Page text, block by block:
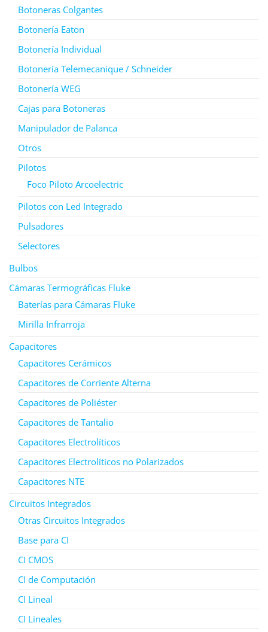
Botoneras Colgantes
Botonería Eaton
Botonería Individual
Botonería Telemecanique / Schneider
Botonería WEG
Cajas para Botoneras
Manipulador de Palanca
Otros
Pilotos
Foco Piloto Arcoelectric
Pilotos con Led Integrado
Pulsadores
Selectores
Bulbos
Cámaras Termográficas Fluke
Baterías para Cámaras Fluke
Mirilla Infrarroja
Capacitores
Capacitores Cerámicos
Capacitores de Corriente Alterna
Capacitores de Poliéster
Capacitores de Tantalio
Capacitores Electrolíticos
Capacitores Electrolíticos no Polarizados
Capacitores NTE
Circuitos Integrados
Otras Circuitos Integrados
Base para CI
CI CMOS
CI de Computación
CI Lineal
CI Lineales